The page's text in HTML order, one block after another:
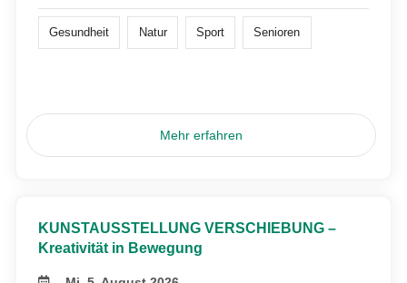
Gesundheit Natur Sport Senioren
Mehr erfahren
KUNSTAUSSTELLUNG VERSCHIEBUNG –
Kreativität in Bewegung